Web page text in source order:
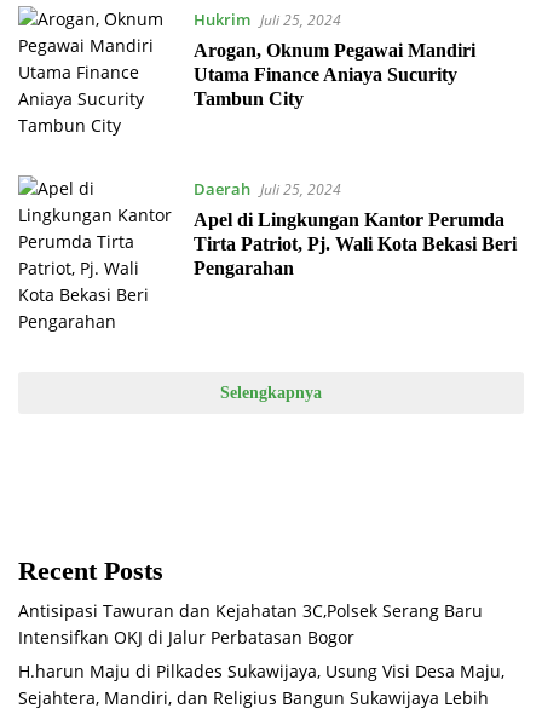
Hukrim Juli 25, 2024
Arogan, Oknum Pegawai Mandiri
Utama Finance Aniaya Sucurity
Tambun City
Daerah Juli 25, 2024
Apel di Lingkungan Kantor Perumda
Tirta Patriot, Pj. Wali Kota Bekasi Beri
Pengarahan
Selengkapnya
Recent Posts
Antisipasi Tawuran dan Kejahatan 3C,Polsek Serang Baru
Intensifkan OKJ di Jalur Perbatasan Bogor
H.harun Maju di Pilkades Sukawijaya, Usung Visi Desa Maju,
Sejahtera, Mandiri, dan Religius Bangun Sukawijaya Lebih